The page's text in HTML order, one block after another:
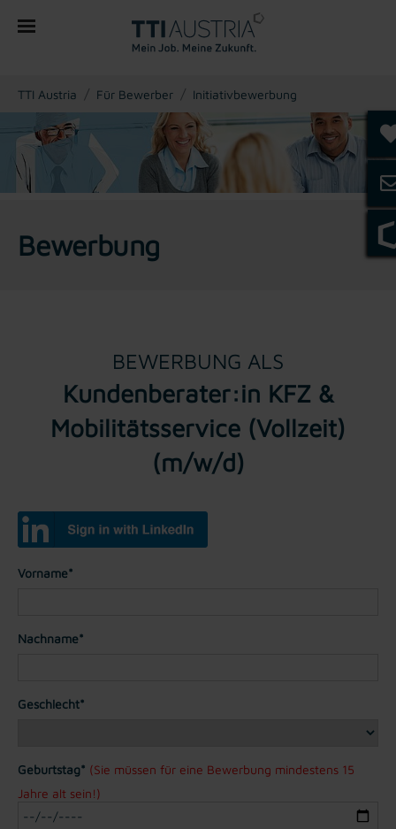
You are here:
TTI Austria Für Bewerber Initiativbewerbung
Bewerbung
BEWERBUNG ALS
Kundenberater:in KFZ &
Mobilitätsservice (Vollzeit)
(m/w/d)
Vorname*
Nachname*
Geschlecht*
Geburtstag* (Sie müssen für eine Bewerbung mindestens 15
Jahre alt sein!)